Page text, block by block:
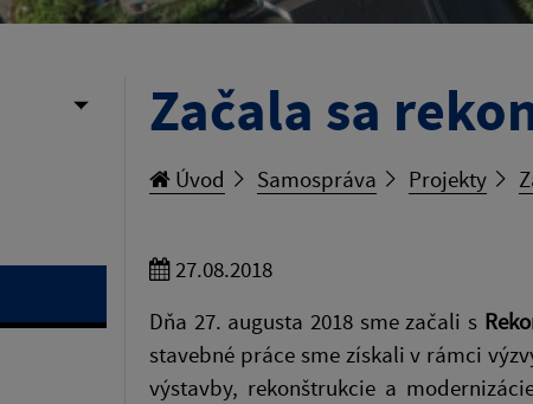
Začala sa
Úvod Samospráva Projekty
27.08.2018
Dňa 27. augusta 2018 sme začali s
stavebné práce sme získali v rámci
výstavby, rekonštrukcie a